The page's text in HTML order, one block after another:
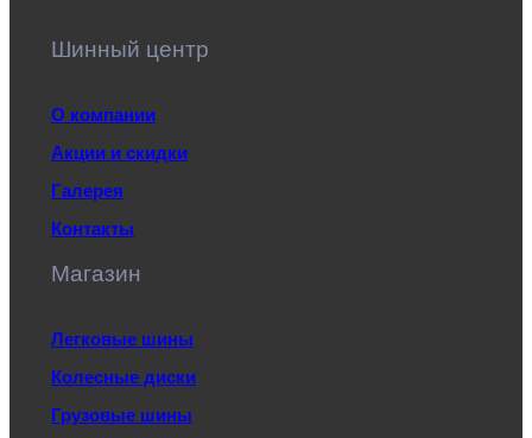
Шинный центр
О компании
Акции и скидки
Галерея
Контакты
Магазин
Легковые шины
Колесные диски
Грузовые шины